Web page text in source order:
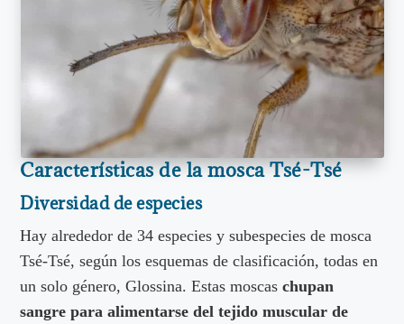
Características de la mosca Tsé-Tsé
Diversidad de especies
Hay alrededor de 34 especies y subespecies de mosca
Tsé-Tsé, según los esquemas de clasificación, todas en
un solo género, Glossina. Estas moscaschupan
sangre para alimentarse del tejido muscular de